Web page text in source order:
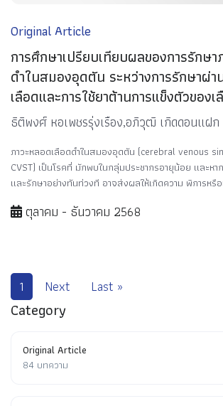
Original Article
การศึกษาเปรียบเทียบผลของการรักษา
ดำในสมองอุดตัน ระหว่างการรักษาผ่
เลือดและการใช้ยาต้านการแข็งตัวของเ
ธิติพงศ์ หอเพชรรุ่งเรือง,อภิวุฒิ เกิดดอนแฝก
ภาวะหลอดเลือดดำในสมองอุดตัน (cerebral venous
CVST) เป็นโรคที่ มักพบในกลุ่มประชากรอายุน้อย และหา
และรักษาอย่างทันท่วงที อาจส่งผลให้เกิดความ พิการห
ตุลาคม - ธันวาคม 2568
1 Next Last »
Category
Original Article
84 บทความ